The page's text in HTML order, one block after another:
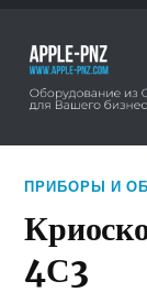
ПРИБОРЫ И
4С3